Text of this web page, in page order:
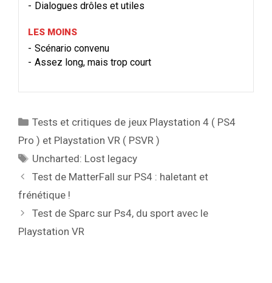
Dialogues drôles et utiles
LES MOINS
Scénario convenu
Assez long, mais trop court
Catégories
Tests et critiques de jeux Playstation 4 ( PS4
Pro ) et Playstation VR ( PSVR )
Étiquettes
Uncharted: Lost legacy
Test de MatterFall sur PS4 : haletant et
frénétique !
Test de Sparc sur Ps4, du sport avec le
Playstation VR